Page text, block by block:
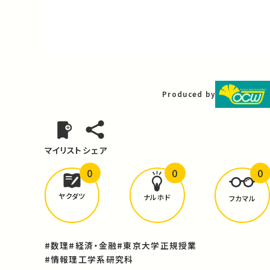
Produced by
マイリスト シェア
どんな学びがありましたか？
ヤクダツ
0
ナルホド
0
フカマル
0
#数理#経済・金融#東京大学正規授業
#情報理工学系研究科